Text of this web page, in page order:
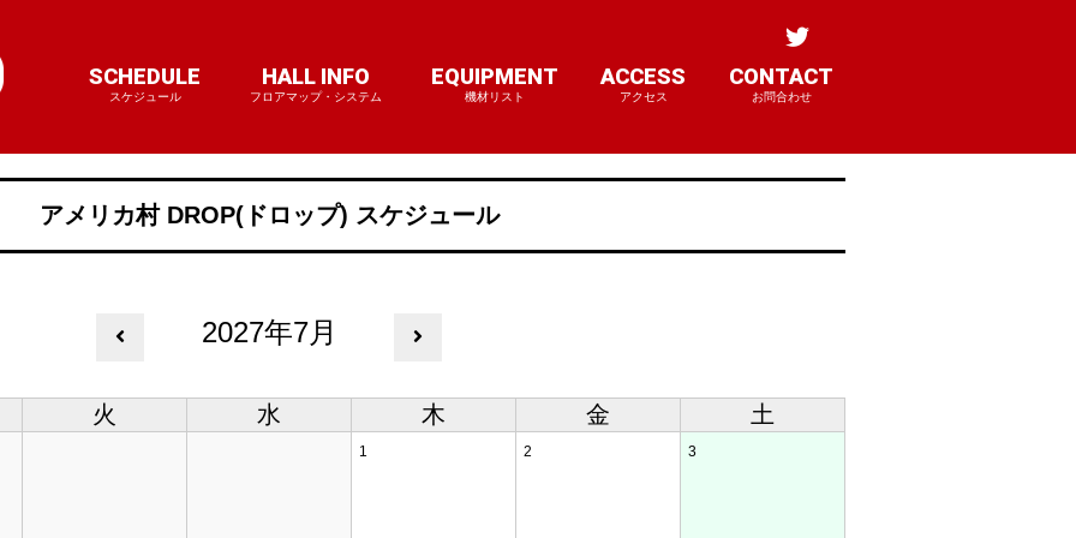
SCHEDULE
スケジュール
HALL INFO
フロアマップ・システム
EQUIPMENT
機材リスト
ACCESS
アクセス
CONTACT
お問合わせ
アメリカ村 DROP(ドロップ) スケジュール
2027年7月
火 水 木 金 土
1 2 3